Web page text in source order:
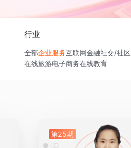
行业
全部企业服务互联网金融社交/社区
在线旅游电子商务在线教育
第25期